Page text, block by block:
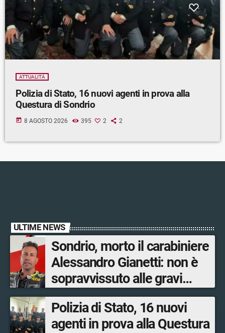
ATTUALITÀ
Polizia di Stato, 16 nuovi agenti in prova alla
Questura di Sondrio
today 8 AGOSTO 2026 395 2 2
ULTIME NEWS
Sondrio, morto il carabiniere
Alessandro Gianetti: non è
sopravvissuto alle gravi
ustioni
Polizia di Stato, 16 nuovi
agenti in prova alla Questura